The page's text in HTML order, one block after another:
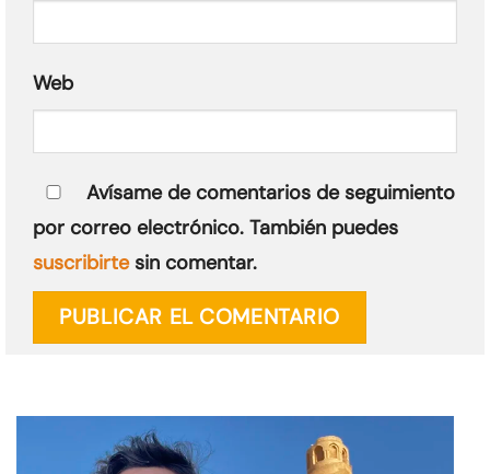
Web
Avísame de comentarios de seguimiento
por correo electrónico. También puedes
suscribirtesin comentar.